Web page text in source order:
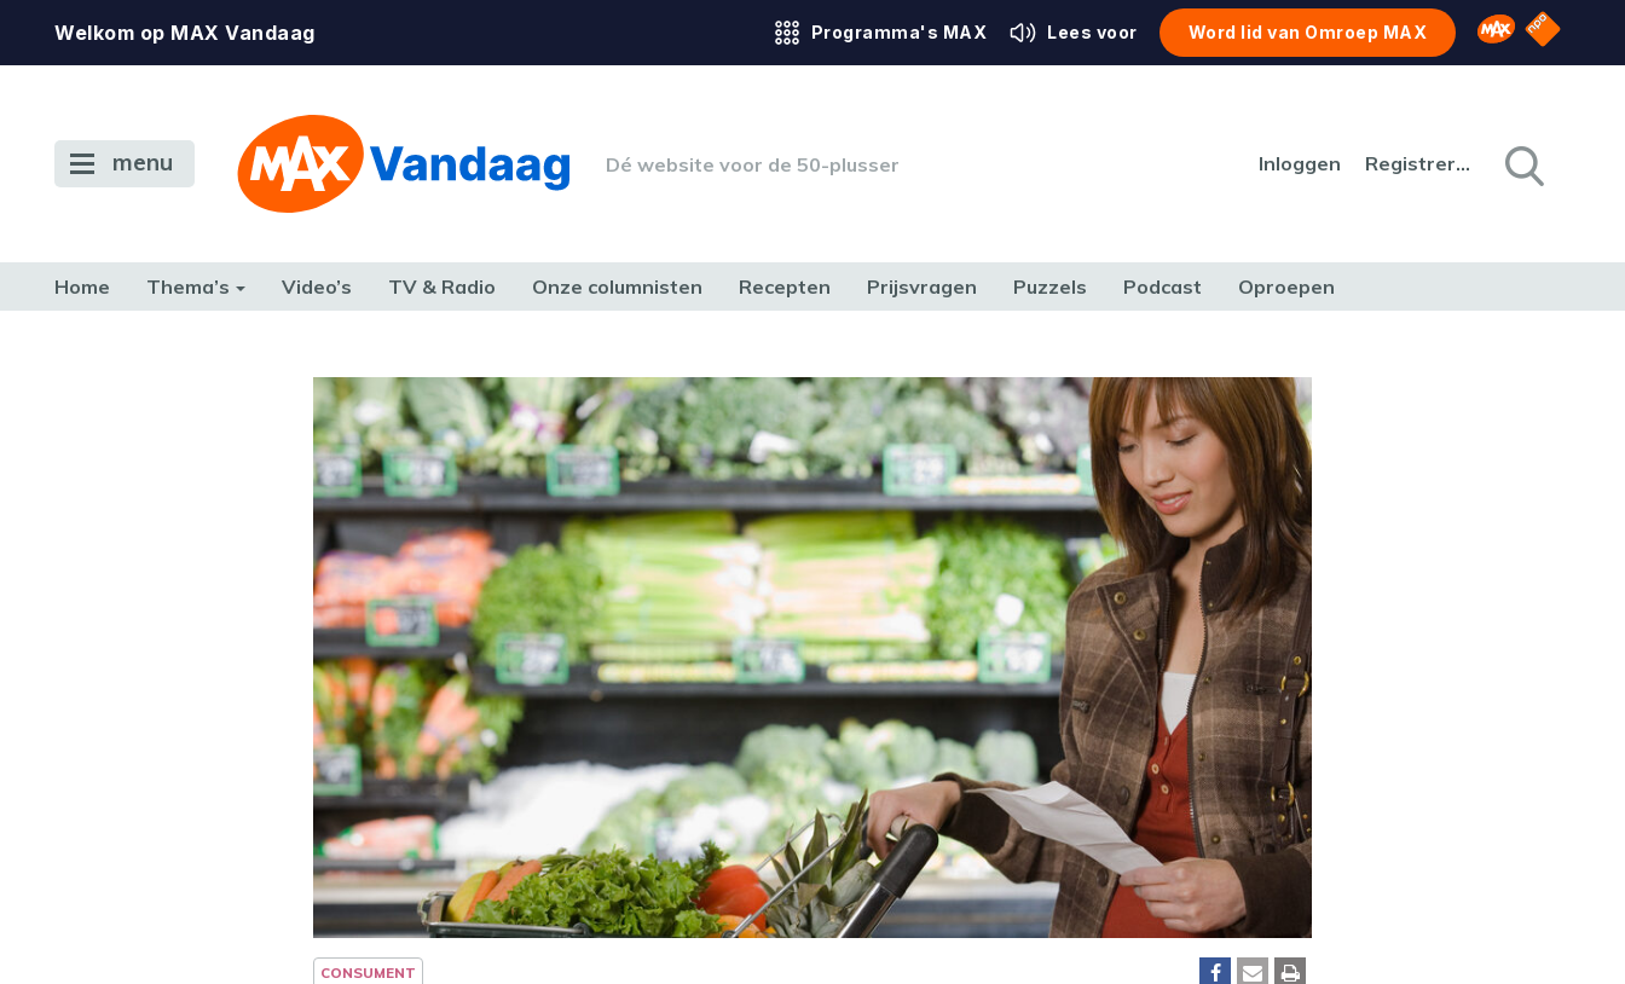
Welkom op MAX Vandaag Programma's MAX Lees voor Word lid van Omroep MAX Omroep MAX
NPO
menu Dé website voor de 50-plusser Inloggen Registreren
Home Thema’s Video’s TV & Radio Onze columnisten Recepten Prijsvragen Puzzels Podcast Oproepen
CONSUMENT